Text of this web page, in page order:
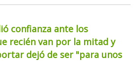
confianza ante los
recién van por la mitad y
dejó de ser "para unos